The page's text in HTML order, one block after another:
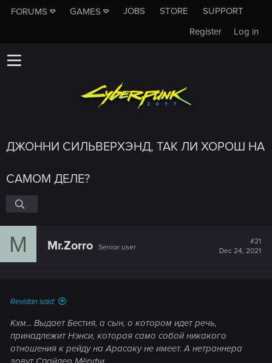
FORUMS GAMES JOBS STORE
SUPPORT
Log in
Register
ДЖОННИ СИЛЬВЕРХЭНД, ТАК ЛИ ХОРОШ НА
САМОМ ДЕЛЕ?
M Mr.Zorro Senior user
#21
Dec 24, 2021
Revidan said:
Кхм... Выдает Бестия, а сын, о котором идет речь,
принадлежит Нэнси, которая само собой никакого
отношения к рейду на Арасаку не имеет. А нетраннера